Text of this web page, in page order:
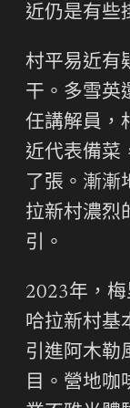
近仍是有些
村平易近有
干。多雪英
任講解員，
近代表備菜
了張。漸漸
拉新村濃烈
引。
2023年，
哈拉新村基
引進阿木勒
目。營地咖